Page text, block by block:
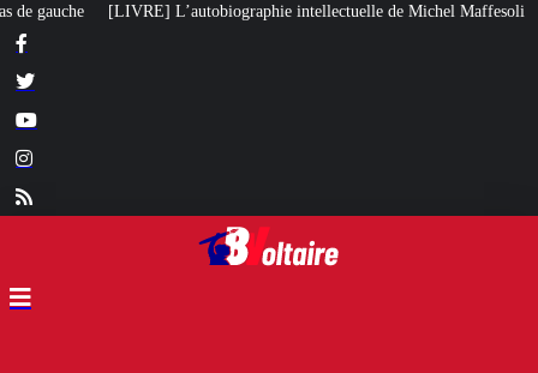
intellectuelle de Michel Maffesoli Pour regagner son influence en